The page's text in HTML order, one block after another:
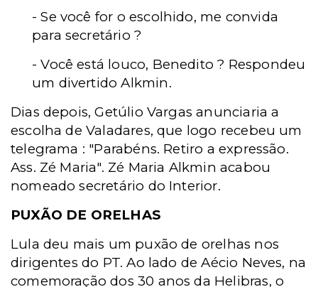
- Se você for o escolhido, me convida
para secretário ?
- Você está louco, Benedito ? Respondeu
um divertido Alkmin.
Dias depois, Getúlio Vargas anunciaria a
escolha de Valadares, que logo recebeu um
telegrama : "Parabéns. Retiro a expressão.
Ass. Zé Maria". Zé Maria Alkmin acabou
nomeado secretário do Interior.
PUXÃO DE ORELHAS
Lula deu mais um puxão de orelhas nos
dirigentes do PT. Ao lado de Aécio Neves, na
comemoração dos 30 anos da Helibras, o